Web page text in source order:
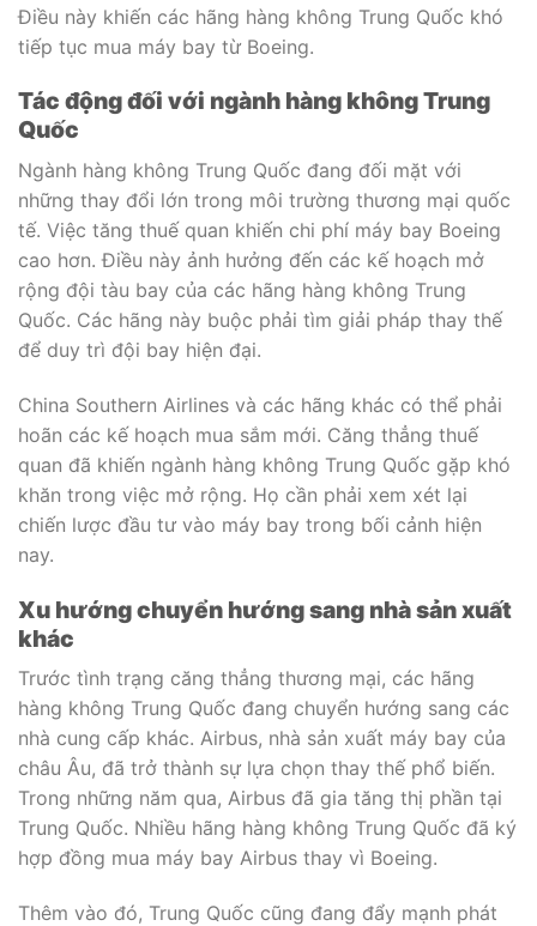
Điều này khiến các hãng hàng không Trung Quốc khó
tiếp tục mua máy bay từ Boeing.
Tác động đối với ngành hàng không Trung
Quốc
Ngành hàng không Trung Quốc đang đối mặt với
những thay đổi lớn trong môi trường thương mại quốc
tế. Việc tăng thuế quan khiến chi phí máy bay Boeing
cao hơn. Điều này ảnh hưởng đến các kế hoạch mở
rộng đội tàu bay của các hãng hàng không Trung
Quốc. Các hãng này buộc phải tìm giải pháp thay thế
để duy trì đội bay hiện đại.
China Southern Airlines và các hãng khác có thể phải
hoãn các kế hoạch mua sắm mới. Căng thẳng thuế
quan đã khiến ngành hàng không Trung Quốc gặp khó
khăn trong việc mở rộng. Họ cần phải xem xét lại
chiến lược đầu tư vào máy bay trong bối cảnh hiện
nay.
Xu hướng chuyển hướng sang nhà sản xuất
khác
Trước tình trạng căng thẳng thương mại, các hãng
hàng không Trung Quốc đang chuyển hướng sang các
nhà cung cấp khác. Airbus, nhà sản xuất máy bay của
châu Âu, đã trở thành sự lựa chọn thay thế phổ biến.
Trong những năm qua, Airbus đã gia tăng thị phần tại
Trung Quốc. Nhiều hãng hàng không Trung Quốc đã ký
hợp đồng mua máy bay Airbus thay vì Boeing.
Thêm vào đó, Trung Quốc cũng đang đẩy mạnh phát